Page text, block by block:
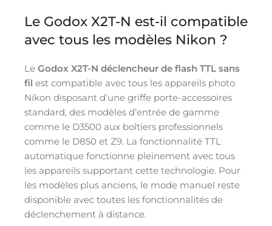
Le Godox X2T-N est-il compatible
avec tous les modèles Nikon ?
Le Godox X2T-N déclencheur de flash TTL sans
fil est compatible avec tous les appareils photo
Nikon disposant d’une griffe porte-accessoires
standard, des modèles d’entrée de gamme
comme le D3500 aux boîtiers professionnels
comme le D850 et Z9. La fonctionnalité TTL
automatique fonctionne pleinement avec tous
les appareils supportant cette technologie. Pour
les modèles plus anciens, le mode manuel reste
disponible avec toutes les fonctionnalités de
déclenchement à distance.